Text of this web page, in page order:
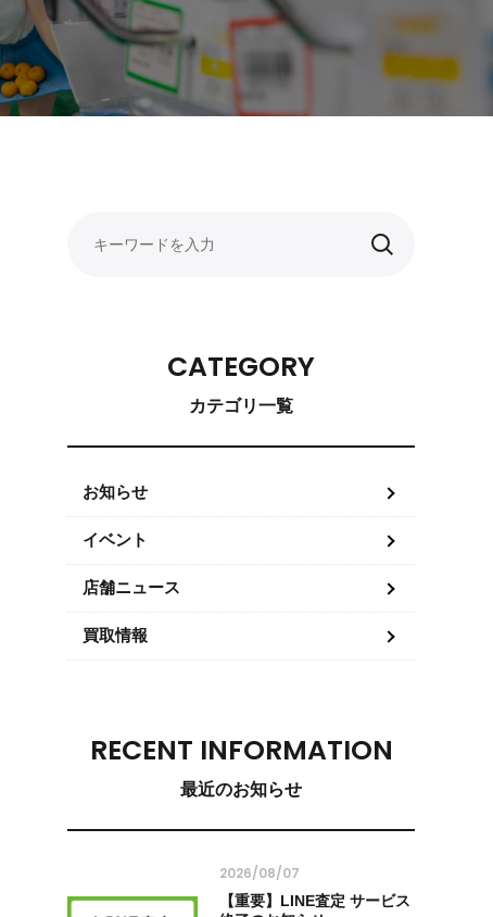
CATEGORY
カテゴリ一覧
お知らせ
イベント
店舗ニュース
買取情報
RECENT INFORMATION
最近のお知らせ
2026/08/07
【重要】LINE査定 サービス